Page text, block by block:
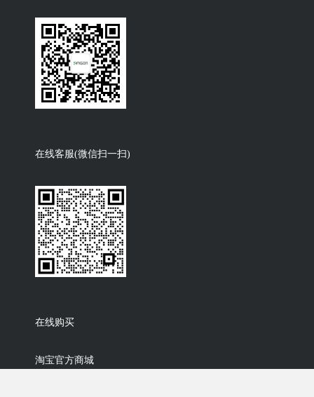
在线客服(微信扫一扫)
在线购买
淘宝官方商城